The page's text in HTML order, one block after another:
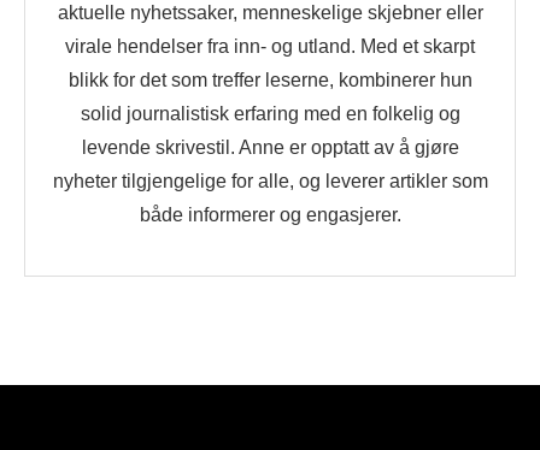
aktuelle nyhetssaker, menneskelige skjebner eller
virale hendelser fra inn- og utland. Med et skarpt
blikk for det som treffer leserne, kombinerer hun
solid journalistisk erfaring med en folkelig og
levende skrivestil. Anne er opptatt av å gjøre
nyheter tilgjengelige for alle, og leverer artikler som
både informerer og engasjerer.